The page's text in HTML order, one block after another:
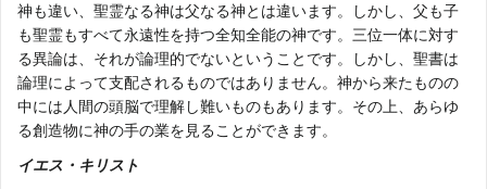
神も違い、聖霊なる神は父なる神とは違います。しかし、父も子
も聖霊もすべて永遠性を持つ全知全能の神です。三位一体に対す
る異論は、それが論理的でないということです。しかし、聖書は
論理によって支配されるものではありません。神から来たものの
中には人間の頭脳で理解し難いものもあります。その上、あらゆ
る創造物に神の手の業を見ることができます。
イエス・キリスト